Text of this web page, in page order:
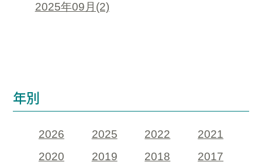
2025年09月(2)
年別
2026 2025 2022
2021
2020
2019 2018
2017